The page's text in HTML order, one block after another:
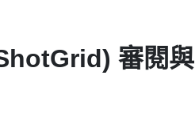
審閱與